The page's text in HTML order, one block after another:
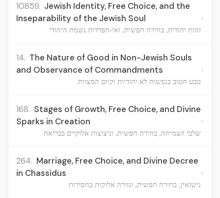
10859. Jewish Identity, Free Choice, and the
Inseparability of the Jewish Soul
זהות יהודית, בחירה חפשית, ואי-הפרדות נשמת היהודי
›
14. The Nature of Good in Non-Jewish Souls
and Observance of Commandments
טבע הטוב בנפשות לא יהודיות וקיום המצוות
›
168. Stages of Growth, Free Choice, and Divine
Sparks in Creation
שלבי הצמיחה, בחירה חפשית, וניצוצות אלוקיים בבריאה
›
264. Marriage, Free Choice, and Divine Decree
in Chassidus
נישואין, בחירה חפשית, וגזירה אלוקית בחסידות
›